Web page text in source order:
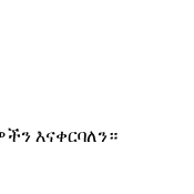
እናቀርባለን።